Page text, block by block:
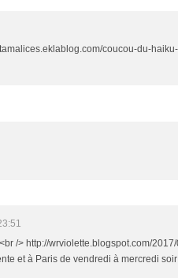
coucou-du-
/> http://wrviolette.blogspot.com/
et à Paris de vendredi à mercredi